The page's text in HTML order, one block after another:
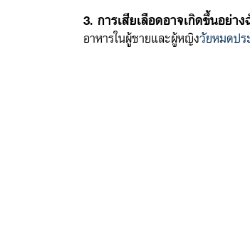
3. การเสียเลือดอาจเกิดขึ้นอย่า
อาหารในผู้ชายและผู้หญิงวัยหมดปร